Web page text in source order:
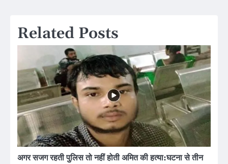
Related Posts
अगर सजग रहती पुलिस तो नहीं होती अमित की हत्या:घटना से तीन